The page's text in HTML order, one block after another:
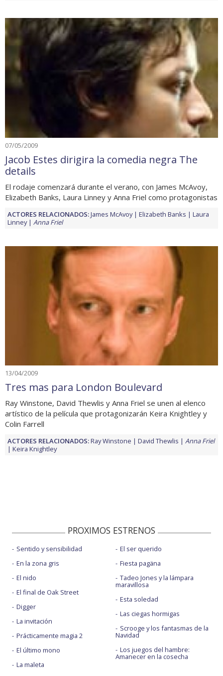
07/05/2009
Jacob Estes dirigira la comedia negra The
details
El rodaje comenzará durante el verano, con James McAvoy,
Elizabeth Banks, Laura Linney y Anna Friel como protagonistas
ACTORES RELACIONADOS:James McAvoy Elizabeth Banks
Laura
Linney
Anna Friel
13/04/2009
Tres mas para London Boulevard
Ray Winstone, David Thewlis y Anna Friel se unen al elenco
artístico de la película que protagonizarán Keira Knightley y
Colin Farrell
ACTORES RELACIONADOS:Ray Winstone David Thewlis
Anna Friel
Keira Knightley
PROXIMOS ESTRENOS
Sentido y sensibilidad
En la zona gris
El nido
El final de Oak Street
Digger
La invitación
Prácticamente magia 2
El último mono
La maleta
El ser querido
Fiesta pagäna
Tadeo Jones y la lámpara
maravillosa
Esta soledad
Las ciegas hormigas
Scrooge y los fantasmas de la
Navidad
Los juegos del hambre:
Amanecer en la cosecha